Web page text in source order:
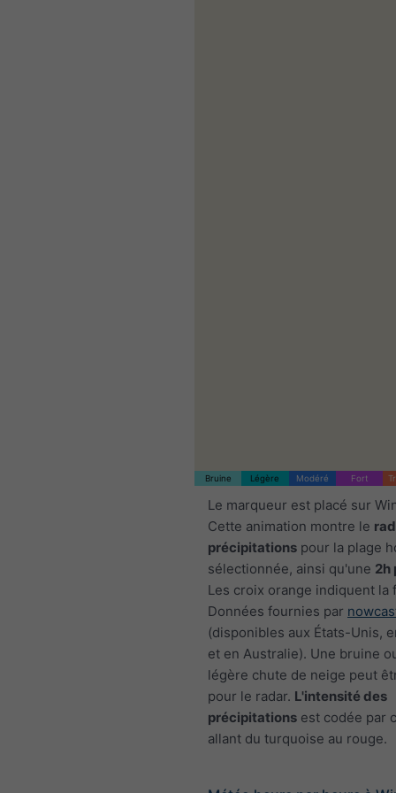
Bruine Légère Modéré Fort
Le marqueur est placé sur
Cette animation montre le
précipitations pour la plage
sélectionnée, ainsi qu'une 2h
Les croix orange indiquent la
Données fournies par
(disponibles aux États-Unis,
et en Australie). Une bruine
légère chute de neige peut
pour le radar. L'intensité des
précipitations est codée par
allant du turquoise au rouge.